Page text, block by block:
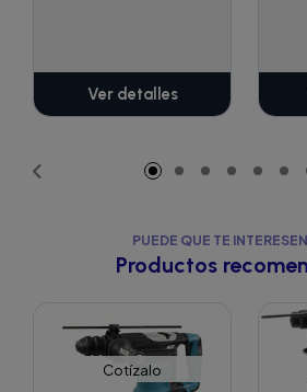
Ver detalles
PUEDE QUE TE
Productos
Cotízalo